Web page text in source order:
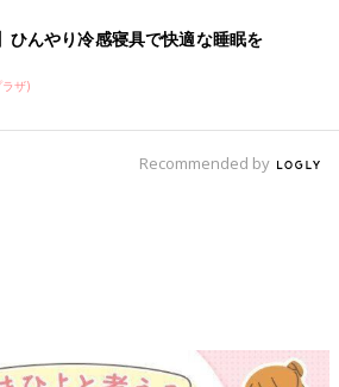
でも、スムーズに出るのならその子のリ
う。
世話の記録ノートやアプリなどで、排便
ておくと比較しやすく便利です。
などのほうが重要です。
こりお腹ですが、横から見て胸よりお腹
ンと音がします。
ひんやり冷感寝具で快適な睡眠を
ザ)
Recommended by